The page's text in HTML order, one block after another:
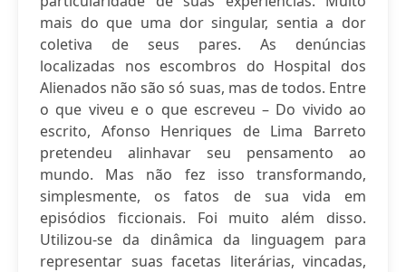
mais do que uma dor singular, sentia a dor
coletiva de seus pares. As denúncias
localizadas nos escombros do Hospital dos
Alienados não são só suas, mas de todos. Entre
o que viveu e o que escreveu – Do vivido ao
escrito, Afonso Henriques de Lima Barreto
pretendeu alinhavar seu pensamento ao
mundo. Mas não fez isso transformando,
simplesmente, os fatos de sua vida em
episódios ficcionais. Foi muito além disso.
Utilizou-se da dinâmica da linguagem para
representar suas facetas literárias, vincadas,